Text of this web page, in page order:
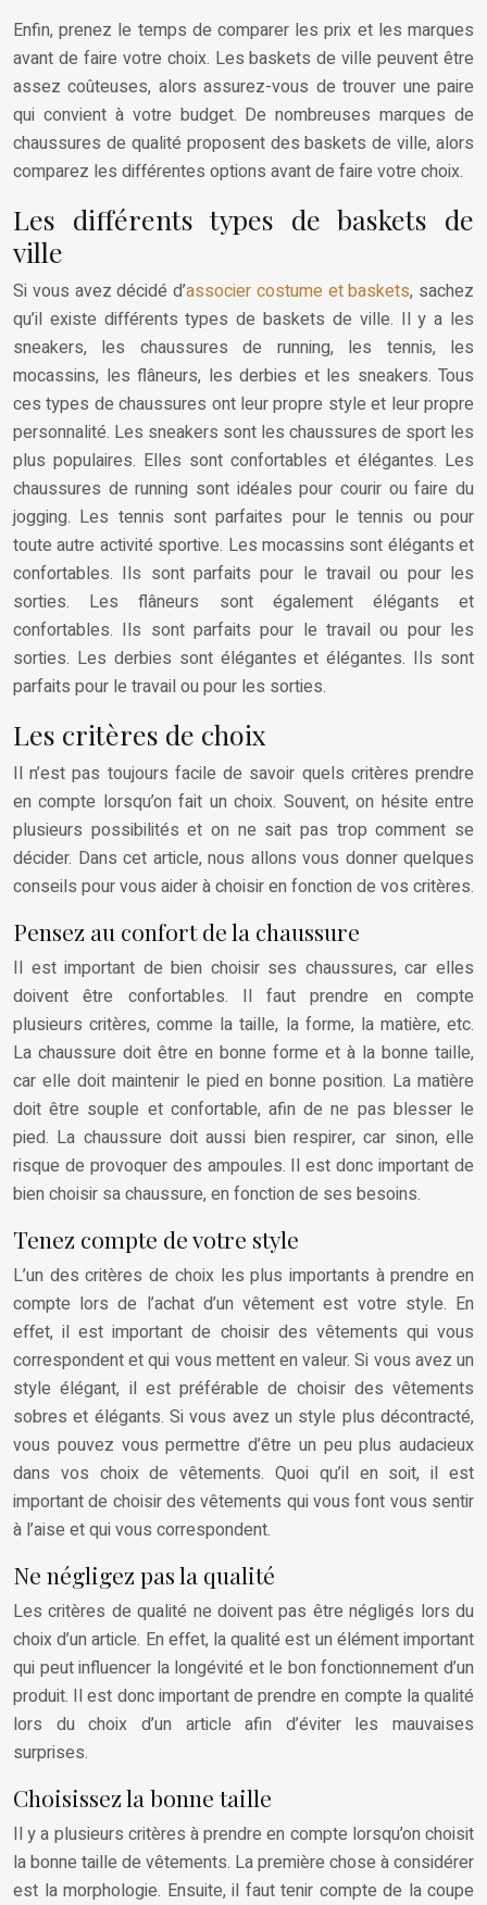
Enfin, prenez le temps de comparer les prix et les marques
avant de faire votre choix. Les baskets de ville peuvent être
assez coûteuses, alors assurez-vous de trouver une paire
qui convient à votre budget. De nombreuses marques de
chaussures de qualité proposent des baskets de ville, alors
comparez les différentes options avant de faire votre choix.
Les différents types de baskets de
ville
Si vous avez décidé d’associer costume et baskets, sachez
qu’il existe différents types de baskets de ville. Il y a les
sneakers, les chaussures de running, les tennis, les
mocassins, les flâneurs, les derbies et les sneakers. Tous
ces types de chaussures ont leur propre style et leur propre
personnalité. Les sneakers sont les chaussures de sport les
plus populaires. Elles sont confortables et élégantes. Les
chaussures de running sont idéales pour courir ou faire du
jogging. Les tennis sont parfaites pour le tennis ou pour
toute autre activité sportive. Les mocassins sont élégants et
confortables. Ils sont parfaits pour le travail ou pour les
sorties. Les flâneurs sont également élégants et
confortables. Ils sont parfaits pour le travail ou pour les
sorties. Les derbies sont élégantes et élégantes. Ils sont
parfaits pour le travail ou pour les sorties.
Les critères de choix
Il n’est pas toujours facile de savoir quels critères prendre
en compte lorsqu’on fait un choix. Souvent, on hésite entre
plusieurs possibilités et on ne sait pas trop comment se
décider. Dans cet article, nous allons vous donner quelques
conseils pour vous aider à choisir en fonction de vos critères.
Pensez au confort de la chaussure
Il est important de bien choisir ses chaussures, car elles
doivent être confortables. Il faut prendre en compte
plusieurs critères, comme la taille, la forme, la matière, etc.
La chaussure doit être en bonne forme et à la bonne taille,
car elle doit maintenir le pied en bonne position. La matière
doit être souple et confortable, afin de ne pas blesser le
pied. La chaussure doit aussi bien respirer, car sinon, elle
risque de provoquer des ampoules. Il est donc important de
bien choisir sa chaussure, en fonction de ses besoins.
Tenez compte de votre style
L’un des critères de choix les plus importants à prendre en
compte lors de l’achat d’un vêtement est votre style. En
effet, il est important de choisir des vêtements qui vous
correspondent et qui vous mettent en valeur. Si vous avez un
style élégant, il est préférable de choisir des vêtements
sobres et élégants. Si vous avez un style plus décontracté,
vous pouvez vous permettre d’être un peu plus audacieux
dans vos choix de vêtements. Quoi qu’il en soit, il est
important de choisir des vêtements qui vous font vous sentir
à l’aise et qui vous correspondent.
Ne négligez pas la qualité
Les critères de qualité ne doivent pas être négligés lors du
choix d’un article. En effet, la qualité est un élément important
qui peut influencer la longévité et le bon fonctionnement d’un
produit. Il est donc important de prendre en compte la qualité
lors du choix d’un article afin d’éviter les mauvaises
surprises.
Choisissez la bonne taille
Il y a plusieurs critères à prendre en compte lorsqu’on choisit
la bonne taille de vêtements. La première chose à considérer
est la morphologie. Ensuite, il faut tenir compte de la coupe